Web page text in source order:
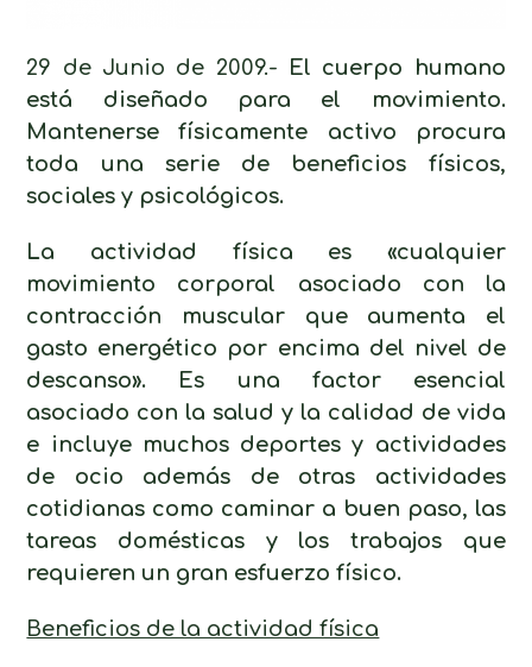
29 de Junio de 2009.- El cuerpo humano
está diseñado para el movimiento.
Mantenerse físicamente activo procura
toda una serie de beneficios físicos,
sociales y psicológicos.
La actividad física es «cualquier
movimiento corporal asociado con la
contracción muscular que aumenta el
gasto energético por encima del nivel de
descanso». Es una factor esencial
asociado con la salud y la calidad de vida
e incluye muchos deportes y actividades
de ocio además de otras actividades
cotidianas como caminar a buen paso, las
tareas domésticas y los trabajos que
requieren un gran esfuerzo físico.
Beneficios de la actividad física